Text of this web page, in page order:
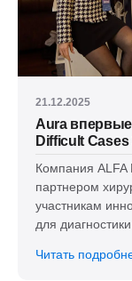
21.12.2025
Aura
Difficult Cases
Компания ALFA
партнером
участникам
для
Читать